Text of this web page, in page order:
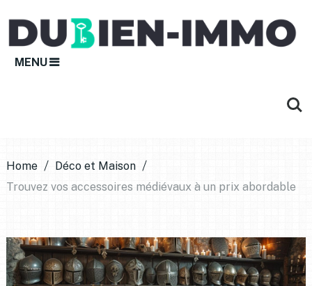
MENU
Home
Déco et Maison
Trouvez vos accessoires médiévaux à un prix abordable